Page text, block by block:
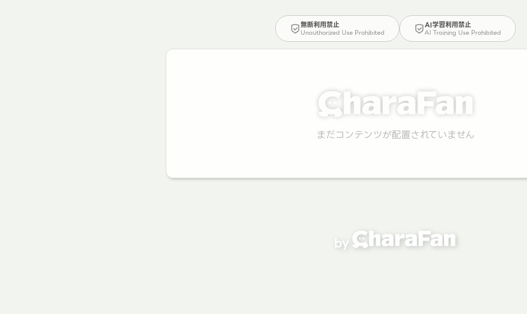
無断利用禁止
Unauthorized Use Prohibited
AI学習利用禁止
AI Training Use Prohibited
まだコンテンツが配置されていません
by